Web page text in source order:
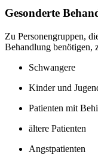
Gesonderte
Zu Personengruppen,
Behandlung benötigen,
Schwangere
Kinder und
Patienten mit
ältere Patienten
Angstpatienten